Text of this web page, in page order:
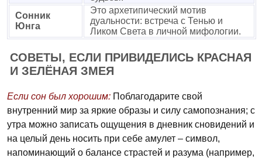
Сонник
Юнга
Это архетипический мотив
дуальности: встреча с Тенью и
Ликом Света в личной мифологии.
СОВЕТЫ, ЕСЛИ ПРИВИДЕЛИСЬ КРАСНАЯ
И ЗЕЛЁНАЯ ЗМЕЯ
Если сон был хорошим: Поблагодарите свой
внутренний мир за яркие образы и силу самопознания; с
утра можно записать ощущения в дневник сновидений и
на целый день носить при себе амулет – символ,
напоминающий о балансе страстей и разума (например,